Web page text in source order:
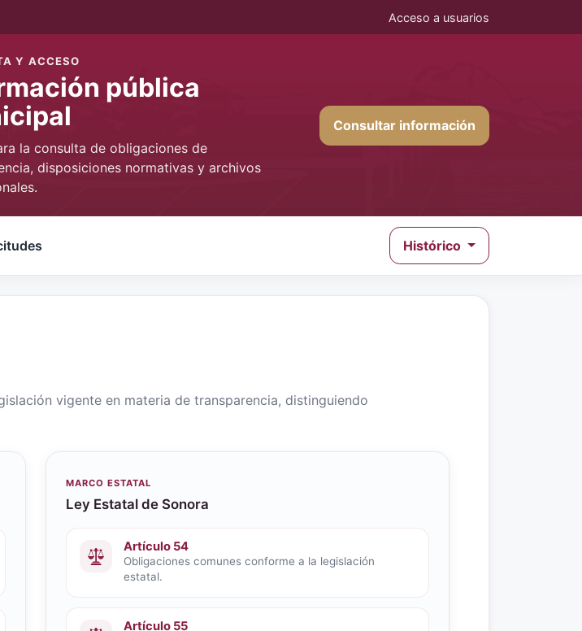
Acceso a usuarios
Y ACCESO
pública
la consulta de obligaciones de
disposiciones normativas y archivos
Consultar información
Histórico
vigente en materia de transparencia, distinguiendo
MARCO ESTATAL
Ley Estatal de Sonora
Artículo 54
Obligaciones comunes conforme a la legislación
estatal.
Artículo 55